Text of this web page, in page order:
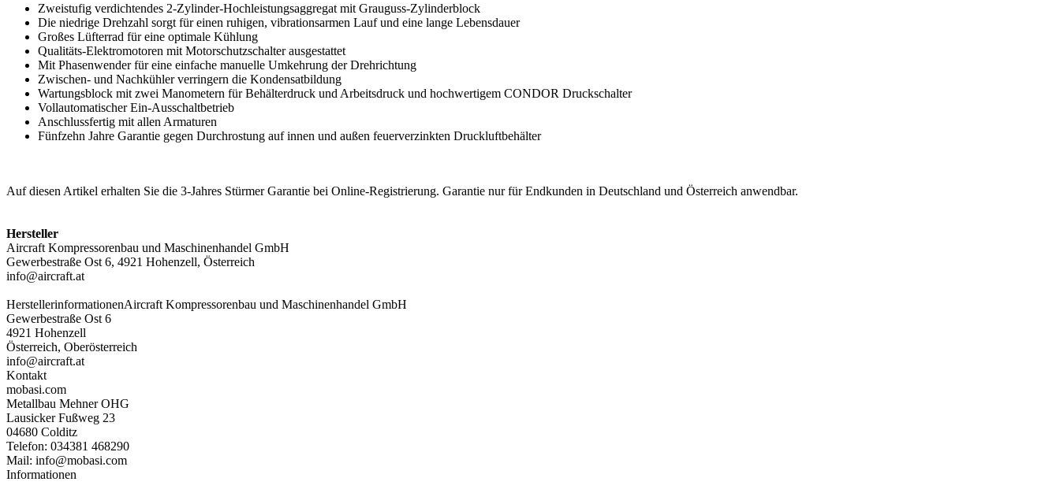
Zweistufig verdichtendes 2-Zylinder-Hochleistungsaggregat mit Grauguss-Zylinderblock
Die niedrige Drehzahl sorgt für einen ruhigen, vibrationsarmen Lauf und eine lange Lebensdauer
Großes Lüfterrad für eine optimale Kühlung
Qualitäts-Elektromotoren mit Motorschutzschalter ausgestattet
Mit Phasenwender für eine einfache manuelle Umkehrung der Drehrichtung
Zwischen- und Nachkühler verringern die Kondensatbildung
Wartungsblock mit zwei Manometern für Behälterdruck und Arbeitsdruck und hochwertigem CONDOR Druckschalter
Vollautomatischer Ein-Ausschaltbetrieb
Anschlussfertig mit allen Armaturen
Fünfzehn Jahre Garantie gegen Durchrostung auf innen und außen feuerverzinkten Druckluftbehälter
Auf diesen Artikel erhalten Sie die 3-Jahres Stürmer Garantie bei Online-Registrierung. Garantie nur für Endkunden in Deutschland und Österreich anwendbar.
Hersteller
Aircraft Kompressorenbau und Maschinenhandel GmbH
Gewerbestraße Ost 6, 4921 Hohenzell, Österreich
info@aircraft.at
HerstellerinformationenAircraft Kompressorenbau und Maschinenhandel GmbH
Gewerbestraße Ost 6
4921 Hohenzell
Österreich, Oberösterreich
info@aircraft.at
Kontakt
mobasi.com
Metallbau Mehner OHG
Lausicker Fußweg 23
04680 Colditz
Telefon: 034381 468290
Mail: info@mobasi.com
Informationen